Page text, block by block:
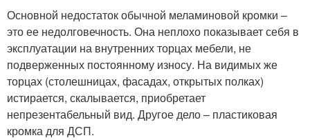
Основной недостаток обычной меламиновой кромки –
это ее недолговечность. Она неплохо показывает себя в
эксплуатации на внутренних торцах мебели, не
подверженных постоянному износу. На видимых же
торцах (столешницах, фасадах, открытых полках)
истирается, скалывается, приобретает
непрезентабельный вид. Другое дело – пластиковая
кромка для ДСП.